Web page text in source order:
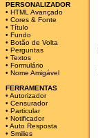
PERSONALIZADOR
• HTML Avançado
• Cores & Fonte
• Título
• Fundo
• Botão de Volta
• Perguntas
• Textos
• Formulário
• Nome Amigável
FERRAMENTAS
• Autorizador
• Censurador
• Particular
• Notificador
• Auto Resposta
• Smilies